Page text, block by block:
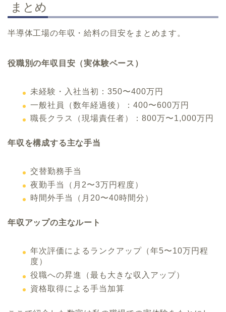
まとめ
半導体工場の年収・給料の目安をまとめます。
役職別の年収目安（実体験ベース）
未経験・入社当初：350〜400万円
一般社員（数年経過後）：400〜600万円
職長クラス（現場責任者）：800万〜1,000万円
年収を構成する主な手当
交替勤務手当
夜勤手当（月2〜3万円程度）
時間外手当（月20〜40時間分）
年収アップの主なルート
年次評価によるランクアップ（年5〜10万円程
度）
役職への昇進（最も大きな収入アップ）
資格取得による手当加算